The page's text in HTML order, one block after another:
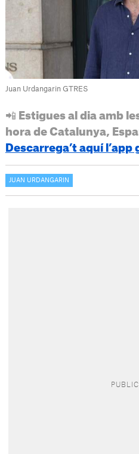
Juan Urdangarin GTRES
📲 Estigues al dia amb
hora de Catalunya,
Descarrega’t aquí l’app
JUAN URDANGARIN